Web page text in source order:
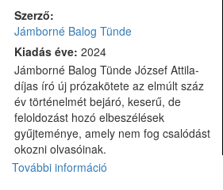
Szerző:
Jámborné Balog Tünde
Kiadás éve: 2024
Jámborné Balog Tünde József Attila-
díjas író új prózakötete az elmúlt száz
év történelmét bejáró, keserű, de
feloldozást hozó elbeszélések
gyűjteménye, amely nem fog csalódást
okozni olvasóinak.
További információ